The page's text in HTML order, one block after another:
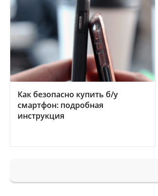
Как безопасно купить б/у
смартфон: подробная
инструкция